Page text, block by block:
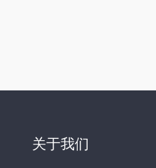
关于我们